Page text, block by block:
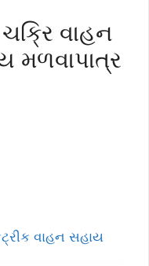
વાહન
મળવાપાત્ર
વાહન સહાય